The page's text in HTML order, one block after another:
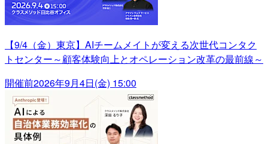
【9/4（金）東京】AIチームメイトが変える次世代コンタク
トセンター～顧客体験向上とオペレーション改革の最前線～
開催前2026年9月4日(金) 15:00